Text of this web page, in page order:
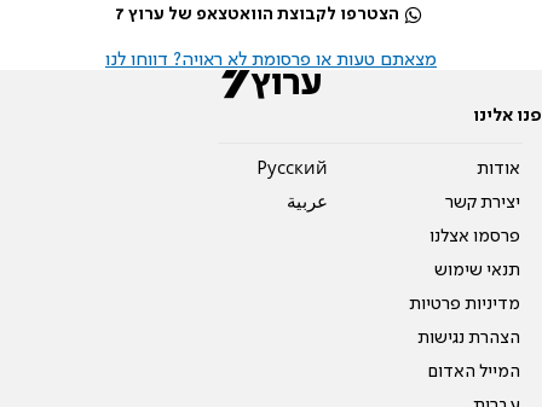
הצטרפו לקבוצת הוואטצאפ של ערוץ 7
מצאתם טעות או פרסומת לא ראויה? דווחו לנו
פנו אלינו
אודות
יצירת קשר
פרסמו אצלנו
תנאי שימוש
מדיניות פרטיות
הצהרת נגישות
המייל האדום
Pусский
عربية